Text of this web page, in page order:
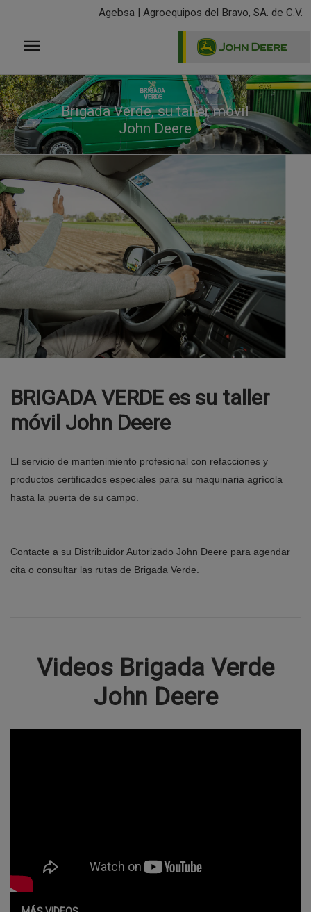
principal
Agebsa | Agroequipos del Bravo, SA. de C.V.
Brigada Verde, su taller móvil
John Deere
BRIGADA VERDE es su taller
móvil John Deere
El servicio de mantenimiento profesional con refacciones y
productos certificados especiales para su maquinaria agrícola
hasta la puerta de su campo. ​​
Contacte a su Distribuidor Autorizado John Deere para agendar
cita o consultar las rutas de Brigada Verde.
Videos Brigada Verde
John Deere